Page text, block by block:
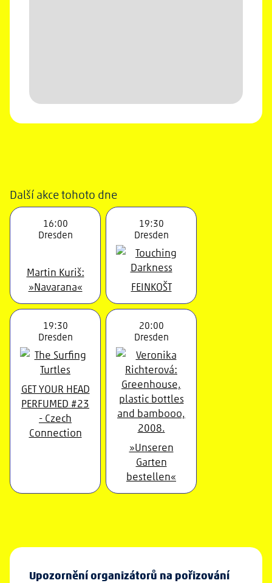
Další akce tohoto dne
16:00
Dresden
Martin Kuriš:
»Navarana«
19:30
Dresden
FEINKOŠT
19:30
Dresden
GET YOUR HEAD
PERFUMED #23
- Czech
Connection
20:00
Dresden
»Unseren
Garten
bestellen«
Upozornění organizátorů na pořizování